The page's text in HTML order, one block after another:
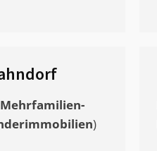
Mehrfamilien-
)